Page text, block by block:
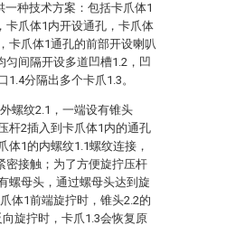
种技术方案：包括卡爪体1
卡爪体1内开设通孔，卡爪体
卡爪体1通孔的前部开设喇叭
匀间隔开设多道凹槽1.2，凹
分隔出多个卡爪1.3。
螺纹2.1，一端设有锥头
杆2插入到卡爪体1内的通孔
体1的内螺纹1.1螺纹连接，
密接触；为了方便旋拧压杆
螺母头，通过螺母头达到旋
体1前端旋拧时，锥头2.2的
旋拧时，卡爪1.3会恢复原